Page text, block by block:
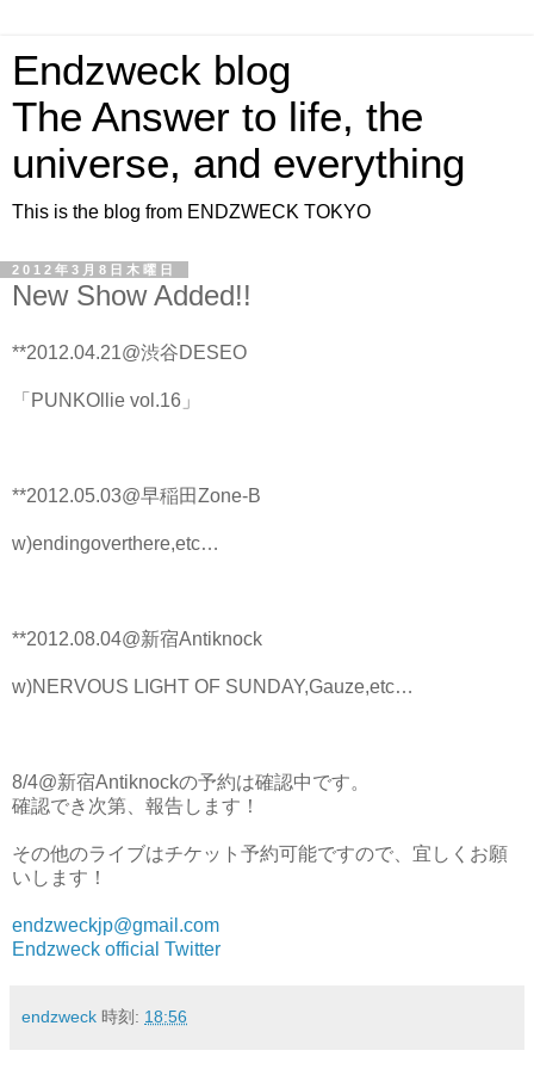
Endzweck blog
The Answer to life, the
universe, and everything
This is the blog from ENDZWECK TOKYO
2012年3月8日木曜日
New Show Added!!
**2012.04.21@渋谷DESEO
「PUNKOllie vol.16」
**2012.05.03@早稲田Zone-B
w)endingoverthere,etc…
**2012.08.04@新宿Antiknock
w)NERVOUS LIGHT OF SUNDAY,Gauze,etc…
8/4@新宿Antiknockの予約は確認中です。
確認でき次第、報告します！
その他のライブはチケット予約可能ですので、宜しくお願
いします！
endzweckjp@gmail.com
Endzweck official Twitter
endzweck 時刻: 18:56